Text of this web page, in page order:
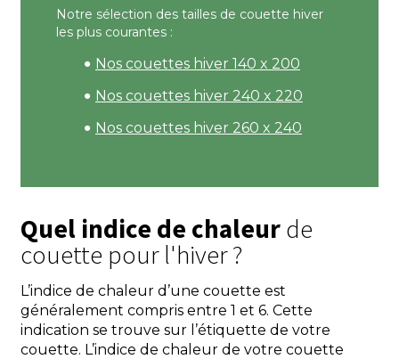
Notre sélection des tailles de couette hiver
les plus courantes :
Nos couettes hiver 140 x 200
Nos couettes hiver 240 x 220
Nos couettes hiver 260 x 240
Quel indice de chaleurde
couette pour l'hiver ?
L’indice de chaleur d’une couette est
généralement compris entre 1 et 6. Cette
indication se trouve sur l’étiquette de votre
couette. L’indice de chaleur de votre couette